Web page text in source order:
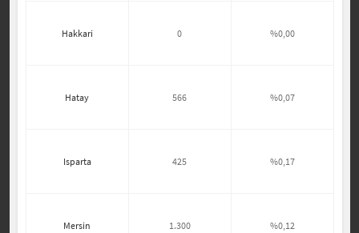
Hakkari 0 %0,00
Hatay 566 %0,07
Isparta 425 %0,17
Mersin 1.300 %0,12